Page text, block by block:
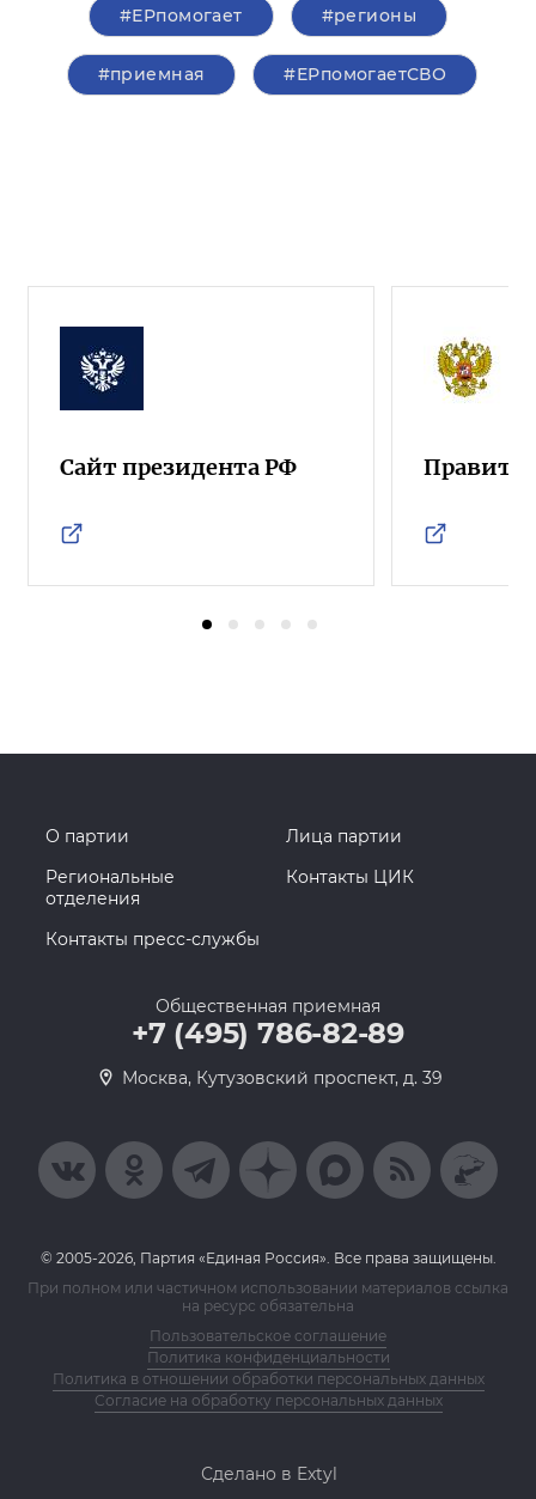
#ЕРпомогает #регионы
#приемная #ЕРпомогаетСВО
Сайт президента РФ
О партии
Лица партии
Региональные
отделения
Контакты ЦИК
Контакты пресс-службы
Общественная приемная
+7 (495) 786-82-89
Москва, Кутузовский проспект, д. 39
© 2005-2026, Партия «Единая Россия». Все права защищены.
При полном или частичном использовании материалов ссылка
на ресурс обязательна
Пользовательское соглашение
Политика конфиденциальности
Политика в отношении обработки персональных данных
Согласие на обработку персональных данных
Сделано в Extyl